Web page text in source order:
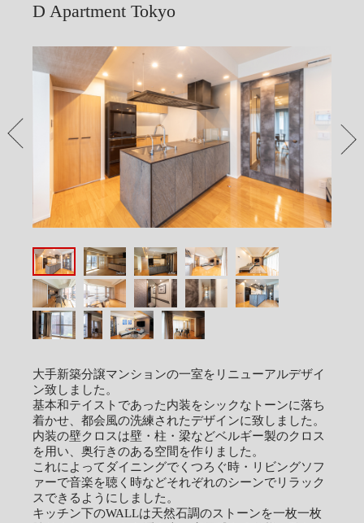
D Apartment Tokyo
大手新築分譲マンションの一室をリニューアルデザイ
ン致しました。
基本和テイストであった内装をシックなトーンに落ち
着かせ、都会風の洗練されたデザインに致しました。
内装の壁クロスは壁・柱・梁などベルギー製のクロス
を用い、奥行きのある空間を作りました。
これによってダイニングでくつろぐ時・リビングソフ
ァーで音楽を聴く時などそれぞれのシーンでリラック
スできるようにしました。
キッチン下のWALLは天然石調のストーンを一枚一枚